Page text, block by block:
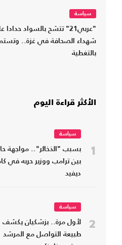
سياسة
"عربي21" تتشح بالسواد
شهداء الصحافة في غزة..
بالتغطية
الأكثر قراءة اليوم
1
سياسة
بسبب "الذخائر".. مواجهة
بين ترامب ووزير حربه في
ديفيد
2
سياسة
لأول مرة.. بزشكيان يكشف
طبيعة التواصل مع المرشد